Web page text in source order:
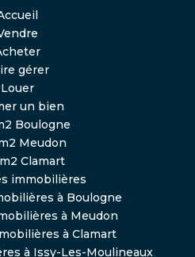
gérer
Louer
un bien
Boulogne
Meudon
Clamart
immobilières
à Boulogne
à Meudon
à Clamart
à Issy-Les-Moulineaux,